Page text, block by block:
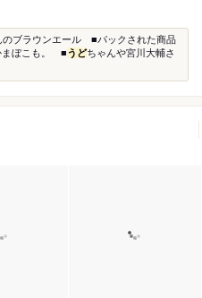
のブラウンエール ■パックされた商品
まぼこも。 ■うどちゃんや宮川大輔さ